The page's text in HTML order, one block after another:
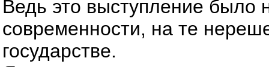
Ведь это выступление было
современности, на те
государстве.